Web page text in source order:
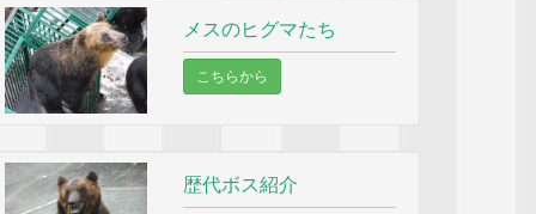
メスのヒグマたち
こちらから
歴代ボス紹介